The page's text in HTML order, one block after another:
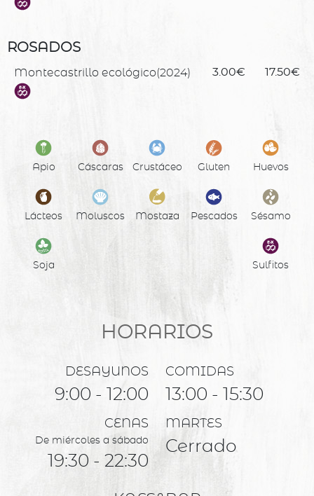
ROSADOS
Montecastrillo ecológico(2024) 3.00€ 17.50€
Apio Cáscaras Crustáceo Gluten Huevos
Lácteos Moluscos Mostaza Pescados Sésamo
Soja Sulfitos
HORARIOS
DESAYUNOS
9:00 - 12:00
COMIDAS
13:00 - 15:30
CENAS
De miércoles a sábado
19:30 - 22:30
MARTES
Cerrado